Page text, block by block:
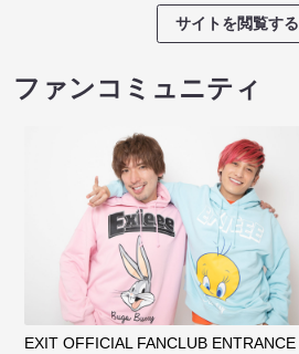
サイトを閲覧する
ファンコミュニティ
EXIT OFFICIAL FANCLUB ENTRANCE